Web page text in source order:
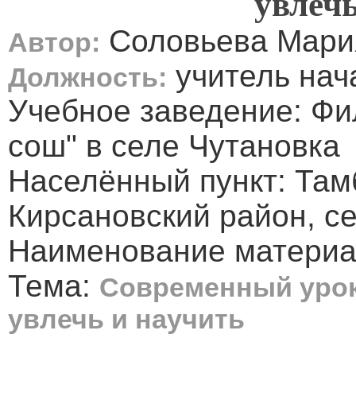
Автор: Соловьева
Должность: учитель
Учебное заведение:
сош" в селе Чутановка
Населённый пункт:
Кирсановский район,
Наименование
Тема: Современный
увлечь и научить